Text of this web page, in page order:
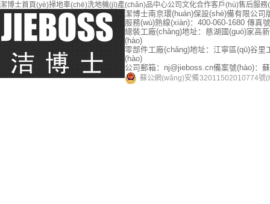
潔博士首頁(yè)掃地車(chē)洗地機(jī)產(chǎn)品中心公司文化合作客戶(hù)售后服務
潔博士南京環(huán)保設(shè)備有限公司
服務(wù)熱線(xiàn)：400-060-1680 傳真
總裝工廠(chǎng)地址：慈湖國(guó)家高
(hào)
零部件工廠(chǎng)地址：江寧區(qū)谷里
(hào)
公司郵箱：nj@jieboss.cn備案號(hào)：
蘇公網(wǎng)安備 32011502010774號